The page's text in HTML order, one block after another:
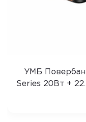
УМБ
Series 20Вт +